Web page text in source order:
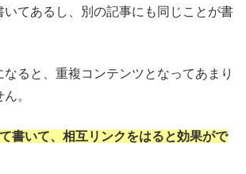
いてあるし、別の記事にも同じことが書
ると、重複コンテンツとなってあまり
。
書いて、相互リンクをはると効果がで